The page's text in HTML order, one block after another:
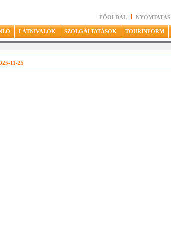
FŐOLDAL NYOMTATÁS
LÁTNIVALÓK SZOLGÁLTATÁSOK TOURINFORM
11-25